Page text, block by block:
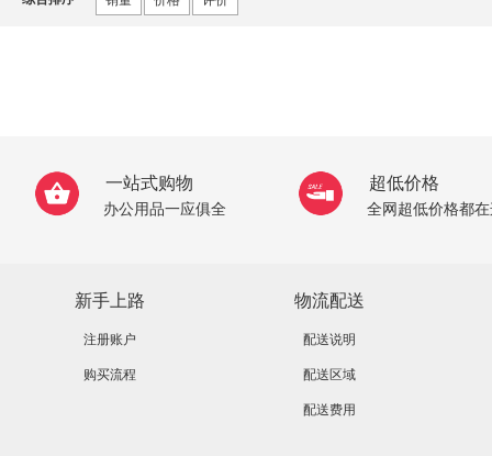
一站式购物
办公用品一应俱全
超低价格
全网超低价格都
新手上路
注册账户
购买流程
物流配送
配送说明
配送区域
配送费用